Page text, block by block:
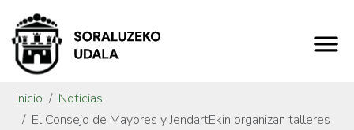
Inicio
Noticias
El Consejo de Mayores y JendartEkin organizan talleres